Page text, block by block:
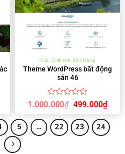
Mẫu Website Bán Hàng
Theme WordPress bất động
sản 46
Được
hạng
0
1.000.000₫ Giá
là:
1.000.000₫.
499.000₫Giá
hiện
tại
là:
5 … 22 23 24